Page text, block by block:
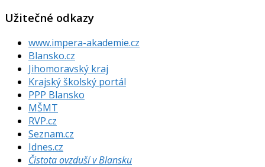
Užitečné odkazy
www.impera-akademie.cz
Blansko.cz
Jihomoravský kraj
Krajský školský portál
PPP Blansko
MŠMT
RVP.cz
Seznam.cz
Idnes.cz
Čistota ovzduší v Blansku